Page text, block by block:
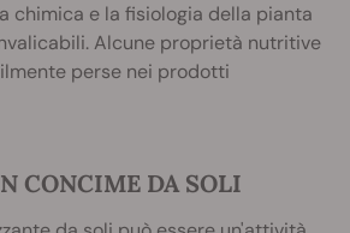
chimica e la fisiologia della pianta
Alcune proprietà nutritive
perse nei prodotti
CONCIME DA SOLI